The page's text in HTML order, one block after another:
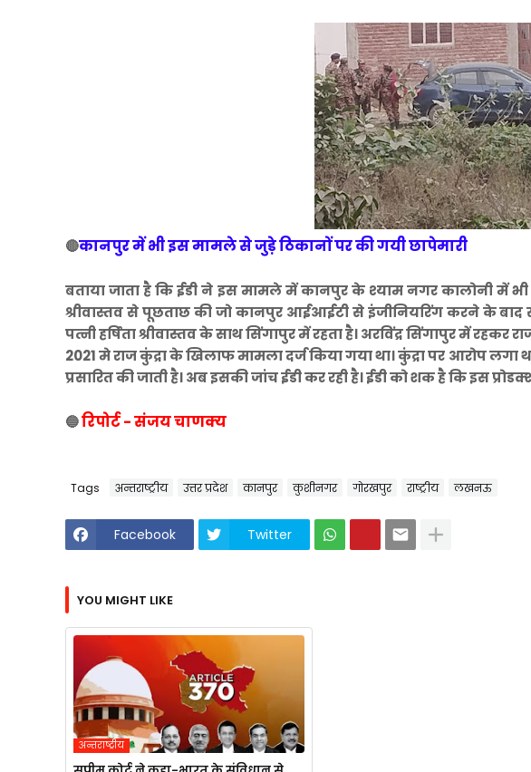
🔴कानपुर में भी इस मामले से जुड़े ठिकानों पर की गयी छापेमारी
बताया जाता है कि ईडी ने इस मामले में कानपुर के श्याम नगर कालोनी में भी
श्रीवास्तव से पूछताछ की जो कानपुर आईआईटी से इंजीनियरिंग करने के बाद से
पत्नी हर्षिता श्रीवास्तव के साथ सिंगापुर में रहता है। अरविंद्र सिंगापुर में रहकर
2021 मे राज कुंद्रा के खिलाफ मामला दर्ज किया गया था। कुंद्रा पर आरोप
प्रसारित की जाती है। अब इसकी जांच ईडी कर रही है। ईडी को शक है कि इस
🔵रिपोर्ट - संजय चाणक्य
Tags अन्तराष्ट्रीय उत्तर प्रदेश कानपुर कुशीनगर गोरखपुर राष्ट्रीय लखनऊ
Facebook Twitter
YOU MIGHT LIKE
अन्तराष्ट्रीय